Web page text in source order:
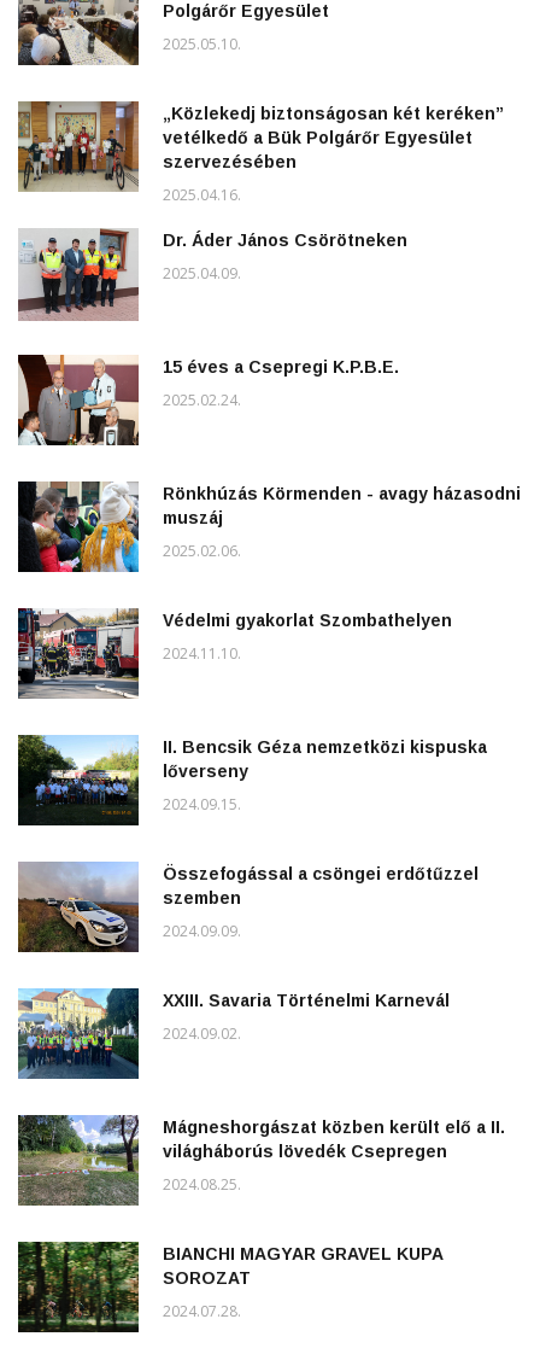
Polgárőr Egyesület
2025.05.10.
„Közlekedj biztonságosan két keréken”
vetélkedő a Bük Polgárőr Egyesület
szervezésében
2025.04.16.
Dr. Áder János Csörötneken
2025.04.09.
15 éves a Csepregi K.P.B.E.
2025.02.24.
Rönkhúzás Körmenden - avagy házasodni
muszáj
2025.02.06.
Védelmi gyakorlat Szombathelyen
2024.11.10.
II. Bencsik Géza nemzetközi kispuska
lőverseny
2024.09.15.
Összefogással a csöngei erdőtűzzel
szemben
2024.09.09.
XXIII. Savaria Történelmi Karnevál
2024.09.02.
Mágneshorgászat közben került elő a II.
világháborús lövedék Csepregen
2024.08.25.
BIANCHI MAGYAR GRAVEL KUPA
SOROZAT
2024.07.28.